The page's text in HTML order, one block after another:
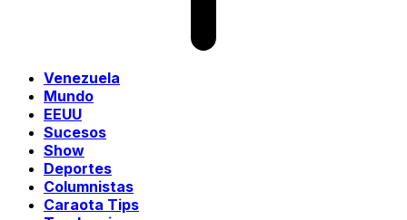
Venezuela
Mundo
EEUU
Sucesos
Show
Deportes
Columnistas
Caraota Tips